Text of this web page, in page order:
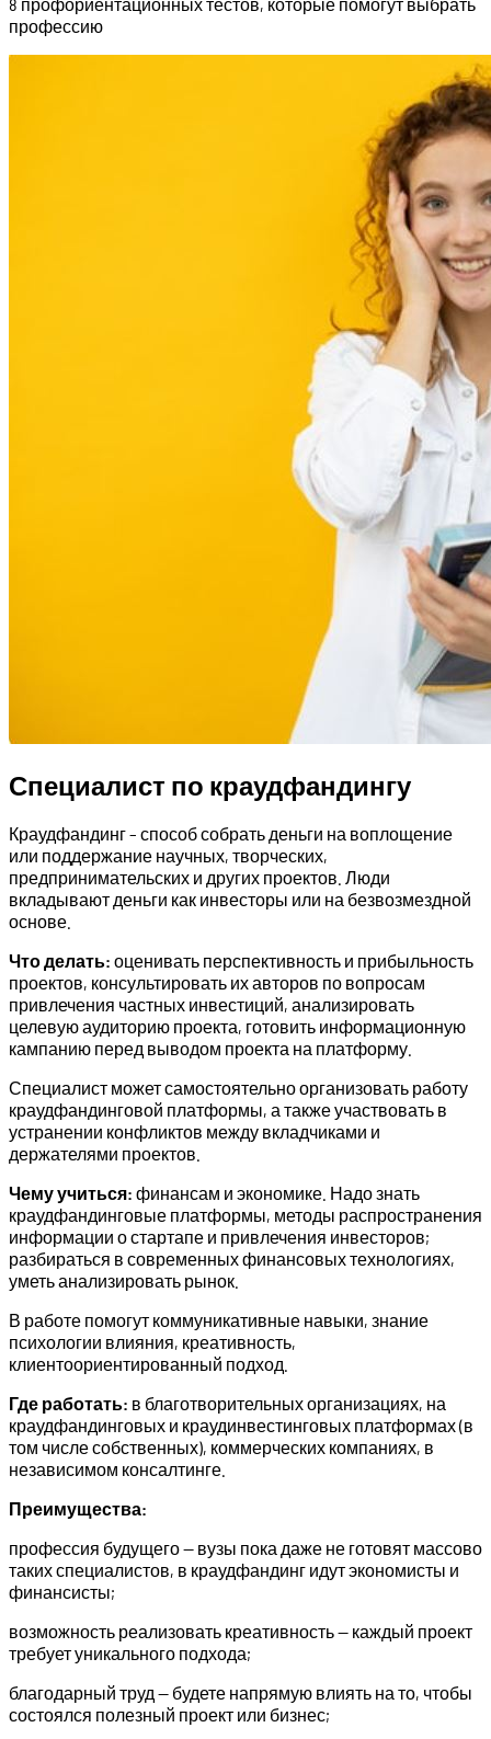
профессию
Специалист по краудфандингу
Краудфандинг – способ собрать деньги на воплощение
или поддержание научных, творческих,
предпринимательских и других проектов. Люди
вкладывают деньги как инвесторы или на безвозмездной
основе.
Что делать: оценивать перспективность и прибыльность
проектов, консультировать их авторов по вопросам
привлечения частных инвестиций, анализировать
целевую аудиторию проекта, готовить информационную
кампанию перед выводом проекта на платформу.
Специалист может самостоятельно организовать работу
краудфандинговой платформы, а также участвовать в
устранении конфликтов между вкладчиками и
держателями проектов.
Чему учиться: финансам и экономике. Надо знать
краудфандинговые платформы, методы распространения
информации о стартапе и привлечения инвесторов;
разбираться в современных финансовых технологиях,
уметь анализировать рынок.
В работе помогут коммуникативные навыки, знание
психологии влияния, креативность,
клиентоориентированный подход.
Где работать: в благотворительных организациях, на
краудфандинговых и краудинвестинговых платформах (в
том числе собственных), коммерческих компаниях, в
независимом консалтинге.
Преимущества:
профессия будущего — вузы пока даже не готовят массово
таких специалистов, в краудфандинг идут экономисты и
финансисты;
возможность реализовать креативность — каждый проект
требует уникального подхода;
благодарный труд — будете напрямую влиять на то, чтобы
состоялся полезный проект или бизнес;